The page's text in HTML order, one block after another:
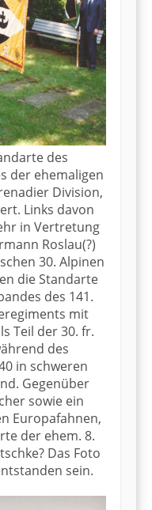
des
der ehemaligen
Division,
Links davon
in Vertretung
Roslau(?)
30. Alpinen
die Standarte
des 141.
mit
Teil der 30. fr.
des
in schweren
Gegenüber
sowie ein
Europafahnen,
der ehem. 8.
Das Foto
sein.